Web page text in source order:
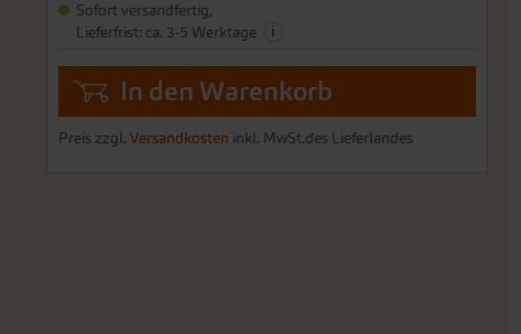
Sofort versandfertig,
Lieferfrist: ca. 3-5 Werktage
i
In den Warenkorb
Preis zzgl. Versandkosten inkl. MwSt.des Lieferlandes